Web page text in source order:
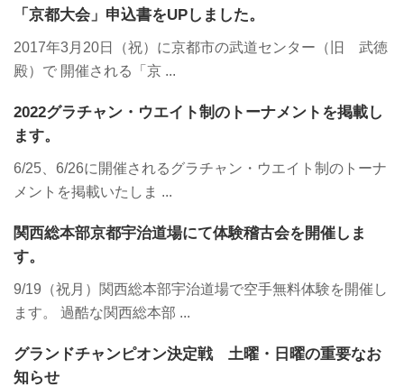
「京都大会」申込書をUPしました。
2017年3月20日（祝）に京都市の武道センター（旧 武徳
殿）で 開催される「京 ...
2022グラチャン・ウエイト制のトーナメントを掲載し
ます。
6/25、6/26に開催されるグラチャン・ウエイト制のトーナ
メントを掲載いたしま ...
関西総本部京都宇治道場にて体験稽古会を開催しま
す。
9/19（祝月）関西総本部宇治道場で空手無料体験を開催し
ます。 過酷な関西総本部 ...
グランドチャンピオン決定戦 土曜・日曜の重要なお
知らせ